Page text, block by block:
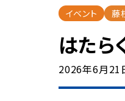
展示
展示場は県内
まずはお近く
住宅
出展している
ご家族にぴっ
お探しいただ
イベン
気軽に、効率
お役
住まいづくり
住まいの検討か
知っておきた
イベント 藤
はたら
2026年6月21